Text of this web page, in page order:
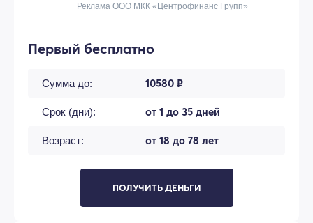
Реклама ООО МКК «Центрофинанс Групп»
Первый бесплатно
Сумма до: 10580 ₽
Срок (дни): от 1 до 35 дней
Возраст: от 18 до 78 лет
ПОЛУЧИТЬ ДЕНЬГИ